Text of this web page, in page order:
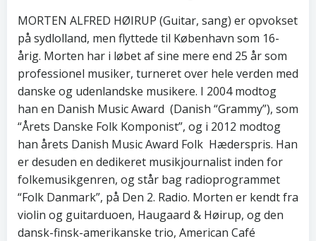
MORTEN ALFRED HØIRUP (Guitar, sang) er opvokset
på sydlolland, men flyttede til København som 16-
årig. Morten har i løbet af sine mere end 25 år som
professionel musiker, turneret over hele verden med
danske og udenlandske musikere. I 2004 modtog
han en Danish Music Award (Danish “Grammy”), som
“Årets Danske Folk Komponist”, og i 2012 modtog
han årets Danish Music Award Folk Hæderspris. Han
er desuden en dedikeret musikjournalist inden for
folkemusikgenren, og står bag radioprogrammet
“Folk Danmark”, på Den 2. Radio. Morten er kendt fra
violin og guitarduoen, Haugaard & Høirup, og den
dansk-finsk-amerikanske trio, American Café